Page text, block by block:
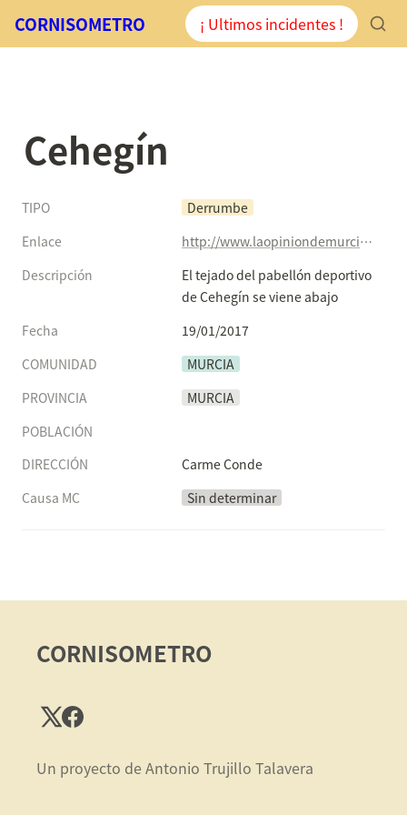
CORNISOMETRO ¡ Ultimos incidentes !
Cehegín
TIPO
Derrumbe
Enlace
http://www.laopiniondemurcia.es/municipios/2017/01/19/desploma-parte-tejado-pabellon-deportivo/799318.html
Descripción
El tejado del pabellón deportivo
de Cehegín se viene abajo
Fecha
19/01/2017
COMUNIDAD
MURCIA
PROVINCIA
MURCIA
POBLACIÓN
DIRECCIÓN
Carme Conde
Causa MC
Sin determinar
CORNISOMETRO
Un proyecto de Antonio Trujillo Talavera